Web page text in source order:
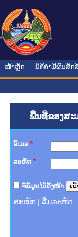
ໜ້າຫຼັກ ນິຕິກໍາມີຜົນສັກ
ພື້ນທີ່ຂອງສ
ອີເມລ *
ລະຫັດ *
ຈື່ຂໍ້ມູນໄວ້ຄັ້ງໜ້າ
ສະໝັກ ລືມລະຫັດ